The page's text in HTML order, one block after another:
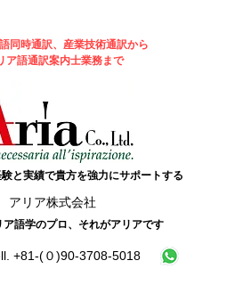
同時通訳、産業技術通訳から
ア語通訳案内士業務まで
と実績で貴方を強力にサポートする
​アリア株式会社
ア語学のプロ、それがアリアです
+81-(０)90-3708-5018